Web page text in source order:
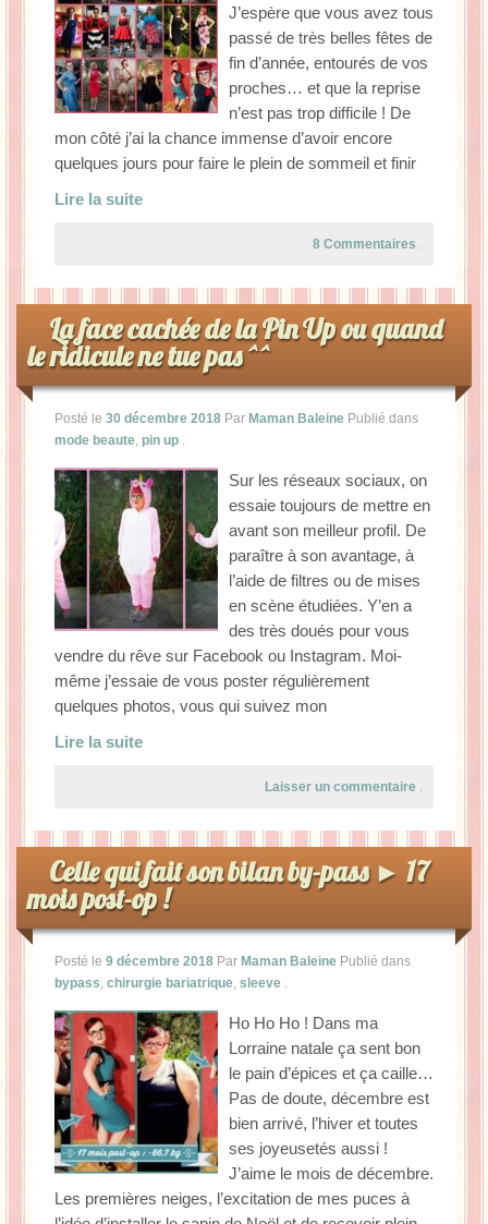
J’espère que vous avez tous
passé de très belles fêtes de
fin d’année, entourés de vos
proches… et que la reprise
n’est pas trop difficile ! De
mon côté j’ai la chance immense d’avoir encore
quelques jours pour faire le plein de sommeil et finir
Lire la suite
8 Commentaires .
La face cachée de la Pin Up ou quand
le ridicule ne tue pas ^^
Posté le 30 décembre 2018 Par Maman Baleine Publié dans
mode beaute, pin up .
Sur les réseaux sociaux, on
essaie toujours de mettre en
avant son meilleur profil. De
paraître à son avantage, à
l’aide de filtres ou de mises
en scène étudiées. Y’en a
des très doués pour vous
vendre du rêve sur Facebook ou Instagram. Moi-
même j’essaie de vous poster régulièrement
quelques photos, vous qui suivez mon
Lire la suite
Laisser un commentaire .
Celle qui fait son bilan by-pass ► 17
mois post-op !
Posté le 9 décembre 2018 Par Maman Baleine Publié dans
bypass, chirurgie bariatrique, sleeve .
Ho Ho Ho ! Dans ma
Lorraine natale ça sent bon
le pain d’épices et ça caille…
Pas de doute, décembre est
bien arrivé, l’hiver et toutes
ses joyeusetés aussi !
J’aime le mois de décembre.
Les premières neiges, l’excitation de mes puces à